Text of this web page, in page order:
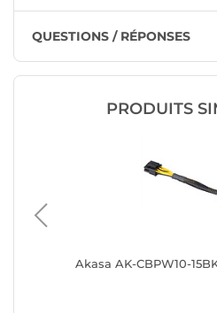
QUESTIONS / RÉPONSES
PRODUITS
Akasa AK-CBPW10-